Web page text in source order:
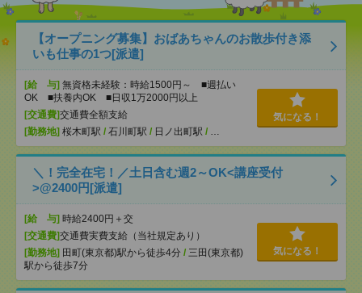
【オープニング募集】おばあちゃんのお散歩付き添
いも仕事の1つ[派遣]
[給 与] 無資格未経験：時給1500円～ ■週払い
OK ■扶養内OK ■日収1万2000円以上
[交通費]交通費全額支給
[勤務地] 桜木町駅 / 石川町駅 / 日ノ出町駅 / …
気になる！
＼！完全在宅！／土日含む週2～OK<講座受付
>@2400円[派遣]
[給 与] 時給2400円＋交
[交通費]交通費実費支給（当社規定あり）
[勤務地] 田町(東京都)駅から徒歩4分 / 三田(東京都)
駅から徒歩7分
気になる！